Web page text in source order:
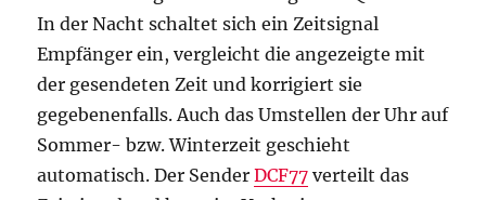
In der Nacht schaltet sich ein Zeitsignal
Empfänger ein, vergleicht die angezeigte mit
der gesendeten Zeit und korrigiert sie
gegebenenfalls. Auch das Umstellen der Uhr auf
Sommer- bzw. Winterzeit geschieht
automatisch. Der SenderDCF77 verteilt das